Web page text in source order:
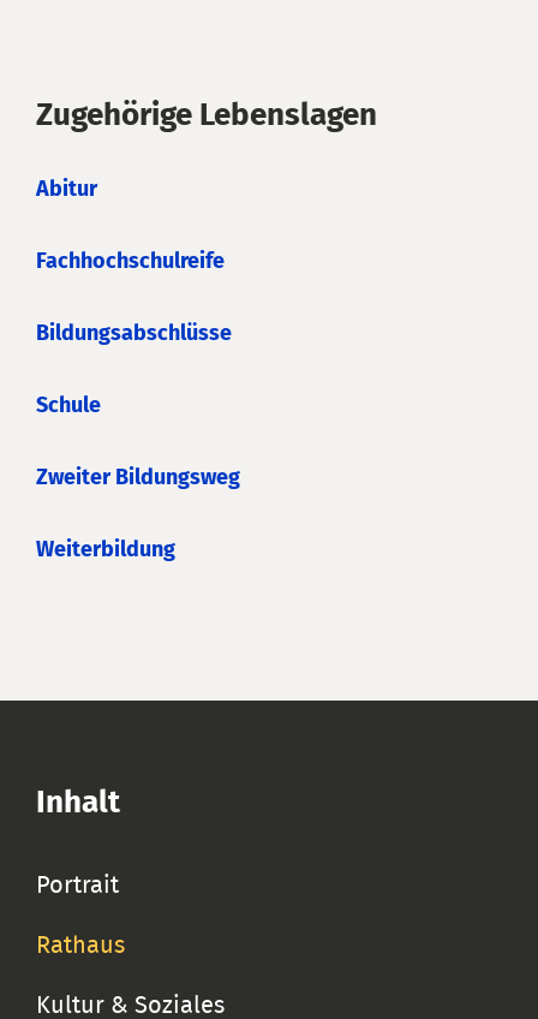
Zugehörige Lebenslagen
Abitur
Fachhochschulreife
Bildungsabschlüsse
Schule
Zweiter Bildungsweg
Weiterbildung
Inhalt
Portrait
Rathaus
Kultur & Soziales